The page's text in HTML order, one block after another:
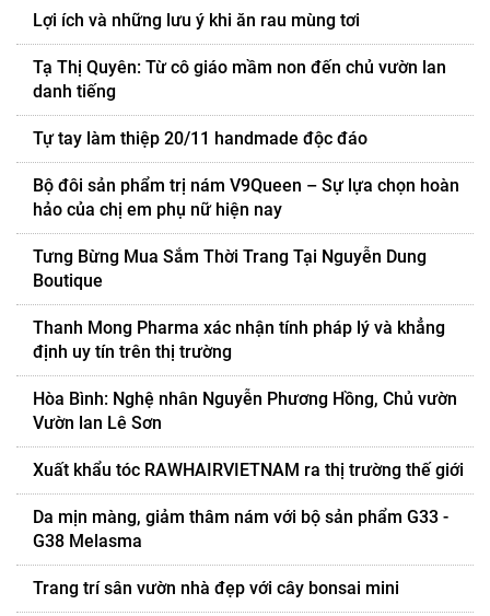
Lợi ích và những lưu ý khi ăn rau mùng tơi
Tạ Thị Quyên: Từ cô giáo mầm non đến chủ vườn lan
danh tiếng
Tự tay làm thiệp 20/11 handmade độc đáo
Bộ đôi sản phẩm trị nám V9Queen – Sự lựa chọn hoàn
hảo của chị em phụ nữ hiện nay
Tưng Bừng Mua Sắm Thời Trang Tại Nguyễn Dung
Boutique
Thanh Mong Pharma xác nhận tính pháp lý và khẳng
định uy tín trên thị trường
Hòa Bình: Nghệ nhân Nguyễn Phương Hồng, Chủ vườn
Vườn lan Lê Sơn
Xuất khẩu tóc RAWHAIRVIETNAM ra thị trường thế giới
Da mịn màng, giảm thâm nám với bộ sản phẩm G33 -
G38 Melasma
Trang trí sân vườn nhà đẹp với cây bonsai mini